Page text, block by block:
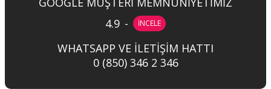
4.9 - İNCELE
WHATSAPP VE İLETİŞİM HATTI
0 (850) 346 2 346